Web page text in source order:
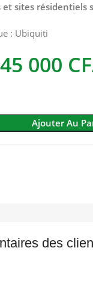
sites résidentiels
: Ubiquiti
000
Ajouter Au
des